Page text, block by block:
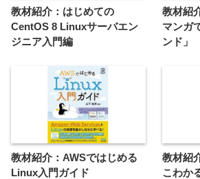
教材紹介：はじめての
CentOS 8 Linuxサーバエン
ジニア入門編
教材紹
マンガ
ンド」
教材紹介：AWSではじめる
Linux入門ガイド
教材紹
こわか